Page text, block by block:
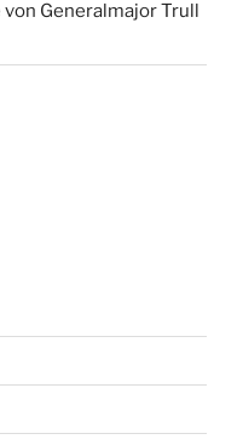
von Generalmajor Trull